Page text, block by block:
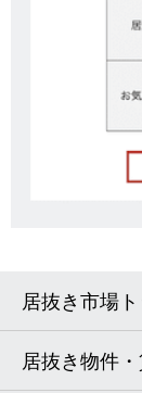
居抜き市場
居抜き物件